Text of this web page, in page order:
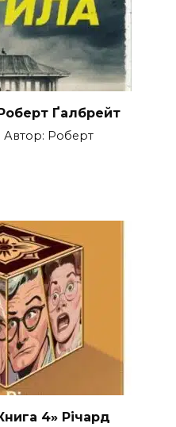
Ґалбрейт
Автор: Роберт
4» Річард